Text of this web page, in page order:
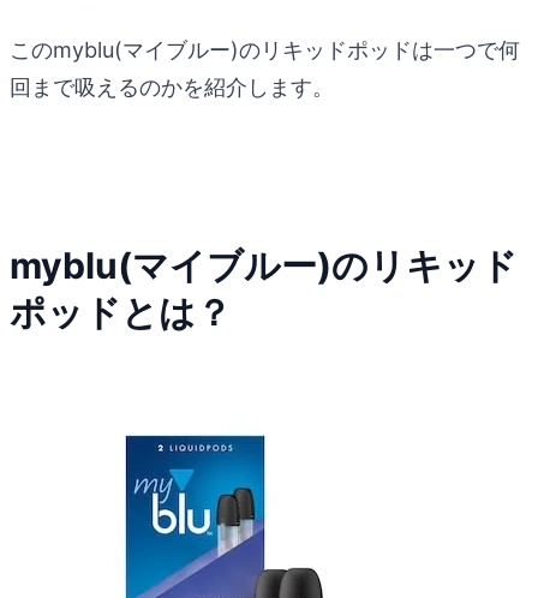
このmyblu(マイブルー)のリキッドポッドは一つで何
回まで吸えるのかを紹介します。
myblu(マイブルー)のリキッド
ポッドとは？